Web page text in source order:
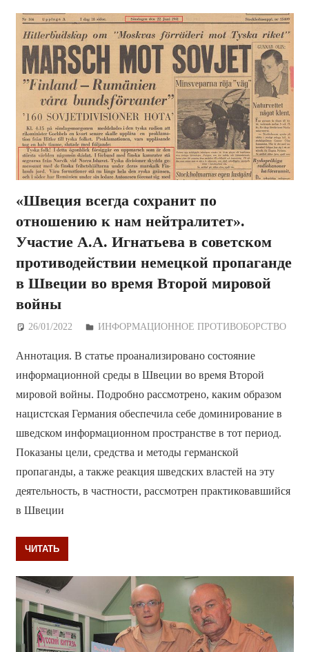
«Швеция всегда сохранит по
отношению к нам нейтралитет».
Участие А.А. Игнатьева в советском
противодействии немецкой пропаганде
в Швеции во время Второй мировой
войны
26/01/2022 Дежурный по Редакции
ИНФОРМАЦИОННОЕ ПРОТИВОБОРСТВО
Аннотация. В статье проанализировано состояние
информационной среды в Швеции во время Второй
мировой войны. Подробно рассмотрено, каким образом
нацистская Германия обеспечила себе доминирование в
шведском информационном пространстве в тот период.
Показаны цели, средства и методы германской
пропаганды, а также реакция шведских властей на эту
деятельность, в частности, рассмотрен практиковавшийся
в Швеции
ЧИТАТЬ